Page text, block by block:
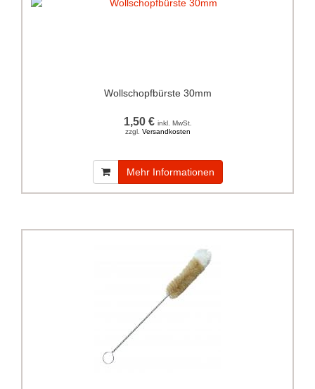
Wollschopfbürste 30mm
1,50 € inkl. MwSt.
zzgl. Versandkosten
Mehr Informationen